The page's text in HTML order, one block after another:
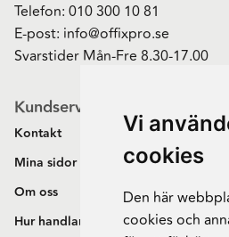
Vi
cookies
Den här
cookies och
Telefon: 010 300 10 81
E-post: info@offixpro.se
Svarstider Mån-Fre 8.30-17.00
Kundservice
Kontakt
Mina sidor
Om oss
Hur handlar jag?